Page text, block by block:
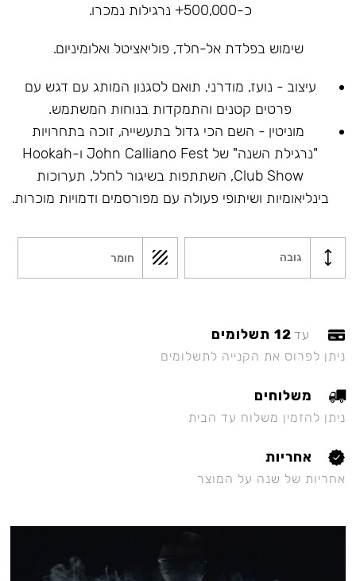
כ-500,000+ נרגילות נמכרו.
שימוש בפלדת אל-חלד, פוליאציטל ואלומיניום.
עיצוב - נועז, מודרני, תואם לסגנון המותג עם דגש עם
פרטים קטנים והתמקדות בנוחות המשתמש.
מוניטין - השם הכי גדול בתעשייה, זוכה בתחרויות
"נרגילת השנה" של John Calliano Fest ו-Hookah
Club Show, השתתפות בשיגור לחלל, תערוכות
בינליאומיות ושיתופי פעולה עם מפורסמים ודמויות מוכרות.
גובה חומר
עד 12 תשלומים
ניתן לפרוס את הקנייה לתשלומים
משלוחים
ניתן להזמין משלוח עד הבית
אחריות
אחריות של שנה על המוצר